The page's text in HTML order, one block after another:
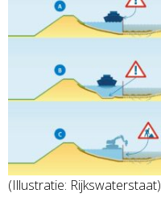
(Illustratie: Rijkswaterstaat)